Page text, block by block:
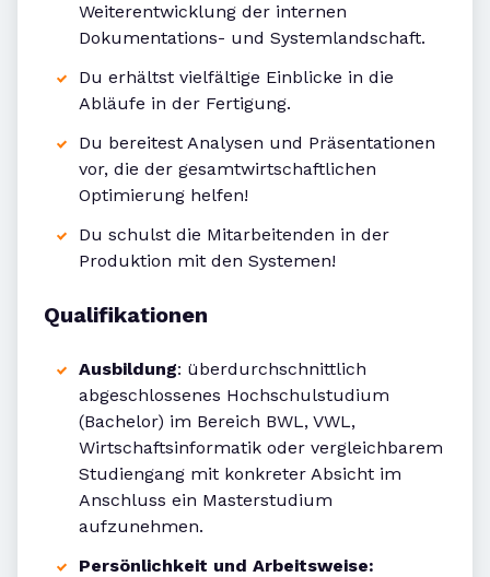
Weiterentwicklung der internen
Dokumentations- und Systemlandschaft.
Du erhältst vielfältige Einblicke in die
Abläufe in der Fertigung.
Du bereitest Analysen und Präsentationen
vor, die der gesamtwirtschaftlichen
Optimierung helfen!
Du schulst die Mitarbeitenden in der
Produktion mit den Systemen!
Qualifikationen
Ausbildung: überdurchschnittlich
abgeschlossenes Hochschulstudium
(Bachelor) im Bereich BWL, VWL,
Wirtschaftsinformatik oder vergleichbarem
Studiengang mit konkreter Absicht im
Anschluss ein Masterstudium
aufzunehmen.
Persönlichkeit und Arbeitsweise: